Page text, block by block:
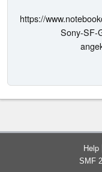
https://
Sony-SF-
Help
SMF